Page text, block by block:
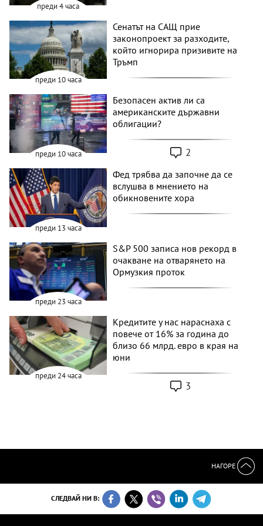
преди 4 часа
преди 10 часа
Сенатът на САЩ прие
законопроект за разходите,
който игнорира призивите на
Тръмп
преди 10 часа
Безопасен актив ли са
американските държавни
облигации?
2
преди 13 часа
Фед трябва да започне да се
вслушва в мнението на
обикновените хора
преди 23 часа
S&P 500 записа нов рекорд в
очакване на отварянето на
Ормузкия проток
преди 24 часа
Кредитите у нас нараснаха с
повече от 16% за година до
близо 66 млрд. евро в края на
юни
3
НАГОРЕ
СЛЕДВАЙ НИ В: